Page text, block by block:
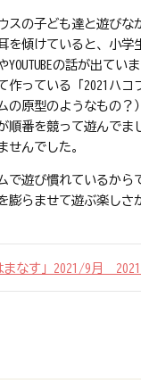
スの子ども達と遊びな
を傾けていると、小学
の話が出ていま
作っている「2021ハコ
の原型のようなもの？
順番を競って遊んでま
せんでした。
で遊び慣れているから
膨らませて遊ぶ楽しさ
まなす」2021/9月